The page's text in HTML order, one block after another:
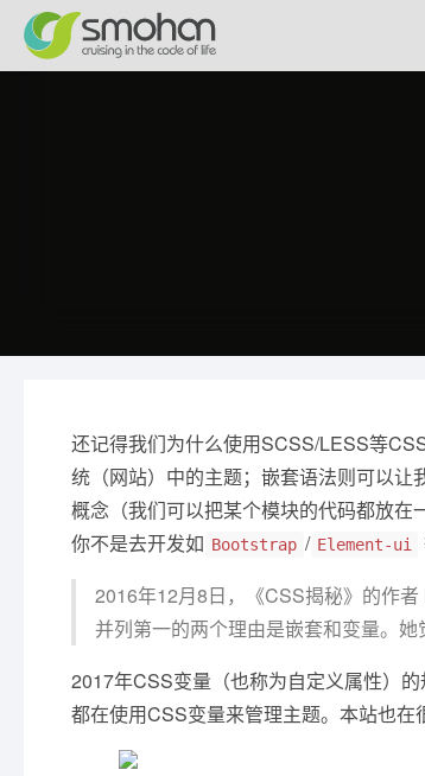
还记得我们为什么使用SCSS/LESS等
统（网站）中的主题；嵌套语法则可以
概念（我们可以把某个模块的代码都放
你不是去开发如 Bootstrap / Element-ui
2016年12月8日，《CSS揭秘》的作
并列第一的两个理由是嵌套和变量。
2017年CSS变量（也称为自定义属性）
都在使用CSS变量来管理主题。本站也在